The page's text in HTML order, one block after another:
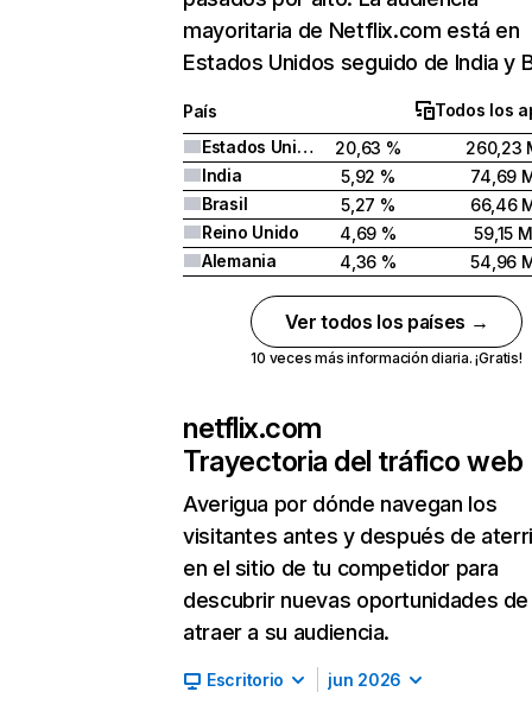
mayoritaria de Netflix.com está en
Estados Unidos seguido de India y
País
Todos los
Estados Unidos
20,63 %
260,23
India
5,92 %
74,69
Brasil
5,27 %
66,46
Reino Unido
4,69 %
59,15 M
Alemania
4,36 % 54,96
Ver todos los países →
10 veces más información diaria. ¡Gratis!
netflix.com
Trayectoria del tráfico web
Averigua por dónde navegan los
visitantes antes y después de
en el sitio de tu competidor para
descubrir nuevas oportunidades de
atraer a su audiencia.
Escritorio jun 2026